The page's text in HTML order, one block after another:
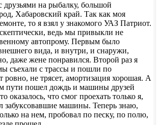
друзьями на рыбалку, большой
Хабаровский край. Так как моя
то я взял у знакомого УАЗ Патриот.
ведь мы привыкли не
автопрому. Первым было
вида, и внутри, и снаружи,
даже жене понравился. Второй раз я
съехали с трассы и пошли по
ровно, не трясет, амортизация хорошая. А
пути пошел дождь и машины друзей
оказалось, что смог проехать только я,
забуксовавшие машины. Теперь знаю,
на нем, пробовал по песку, по полю,